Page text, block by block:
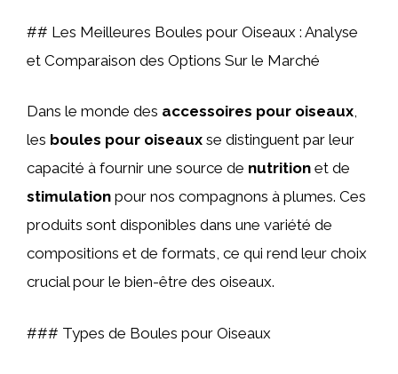
## Les Meilleures Boules pour Oiseaux : Analyse
et Comparaison des Options Sur le Marché
Dans le monde des accessoires pour oiseaux,
les boules pour oiseaux se distinguent par leur
capacité à fournir une source de nutrition et de
stimulation pour nos compagnons à plumes. Ces
produits sont disponibles dans une variété de
compositions et de formats, ce qui rend leur choix
crucial pour le bien-être des oiseaux.
### Types de Boules pour Oiseaux